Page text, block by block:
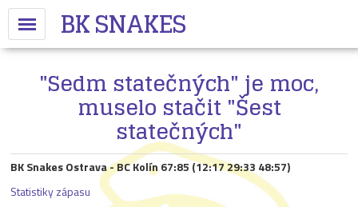
BK SNAKES
"Sedm statečných" je moc,
muselo stačit "Šest
statečných"
BK Snakes Ostrava - BC Kolín 67:85 (12:17 29:33 48:57)
Statistiky zápasu